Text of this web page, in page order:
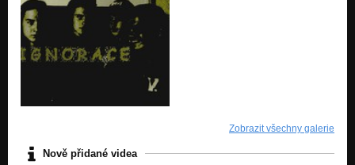
Zobrazit všechny galerie
Nově přidané videa